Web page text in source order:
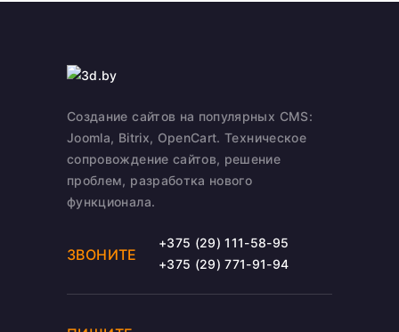
Создание сайтов на популярных CMS:
Joomla, Bitrix, OpenCart. Техническое
сопровождение сайтов, решение
проблем, разработка нового
функционала.
ЗВОНИТЕ
+375 (29) 111-58-95
+375 (29) 771-91-94